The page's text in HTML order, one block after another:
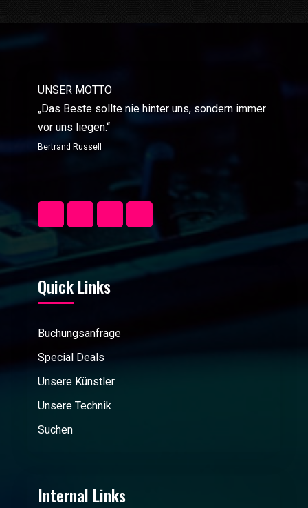
UNSER MOTTO
„Das Beste sollte nie hinter uns, sondern immer
vor uns liegen.“
Bertrand Russell
Quick Links
Buchungsanfrage
Special Deals
Unsere Künstler
Unsere Technik
Suchen
Internal Links